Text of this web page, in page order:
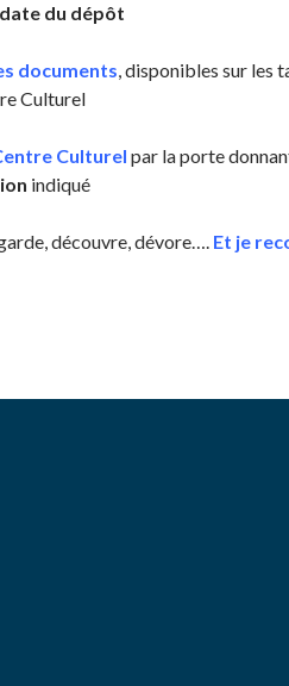
du dépôt
documents, disponibles sur les
Culturel
Culturel par la porte
indiqué
découvre, dévore…. Et je